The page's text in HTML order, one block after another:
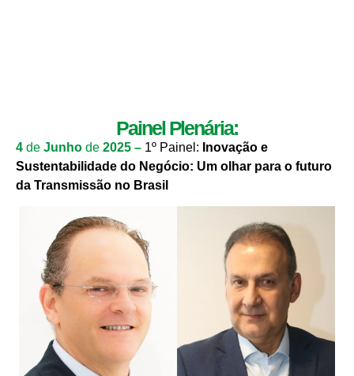
Painel Plenária:
4 de Junho de 2025 – 1º Painel: Inovação e
Sustentabilidade do Negócio: Um olhar para o futuro
da Transmissão no Brasil